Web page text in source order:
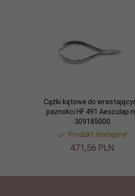
Cążki kątowe do
paznokci HF 491 Aesculap
309185000
Produkt dostępny!
471,56 PLN